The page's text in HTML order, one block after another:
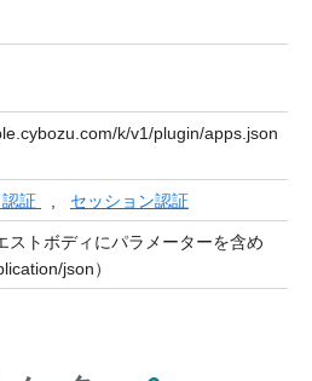
k/v1/plugin/apps.json
証 セッション認証
ストボディにパラメーターを含め
json）